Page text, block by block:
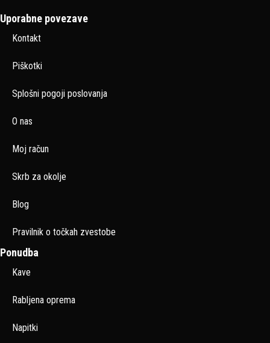
Uporabne povezave
Kontakt
Piškotki
Splošni pogoji poslovanja
O nas
Moj račun
Skrb za okolje
Blog
Pravilnik o točkah zvestobe
Ponudba
Kave
Rabljena oprema
Napitki